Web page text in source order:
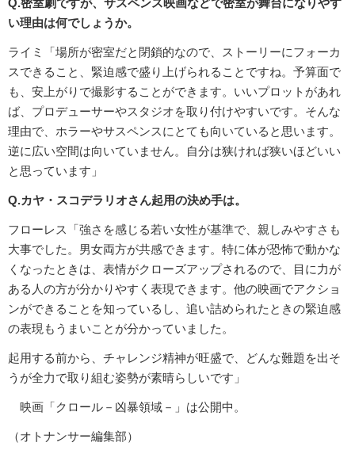
Q.密室劇ですが、サスペンス映画などで密室が舞台になりやす
い理由は何でしょうか。
ライミ「場所が密室だと閉鎖的なので、ストーリーにフォーカ
スできること、緊迫感で盛り上げられることですね。予算面で
も、安上がりで撮影することができます。いいプロットがあれ
ば、プロデューサーやスタジオを取り付けやすいです。そんな
理由で、ホラーやサスペンスにとても向いていると思います。
逆に広い空間は向いていません。自分は狭ければ狭いほどいい
と思っています」
Q.カヤ・スコデラリオさん起用の決め手は。
フローレス「強さを感じる若い女性が基準で、親しみやすさも
大事でした。男女両方が共感できます。特に体が恐怖で動かな
くなったときは、表情がクローズアップされるので、目に力が
ある人の方が分かりやすく表現できます。他の映画でアクショ
ンができることを知っているし、追い詰められたときの緊迫感
の表現もうまいことが分かっていました。
起用する前から、チャレンジ精神が旺盛で、どんな難題を出そ
うが全力で取り組む姿勢が素晴らしいです」
映画「クロール－凶暴領域－」は公開中。
（オトナンサー編集部）